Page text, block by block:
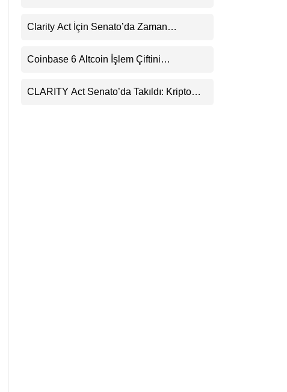
Uyarı
Clarity Act İçin Senato’da Zaman
Coinbase 6 Altcoin İşlem Çiftini
CLARITY Act Senato’da Takıldı: Kripto